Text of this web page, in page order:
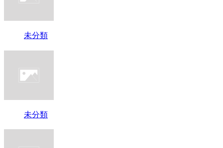
未分類
未分類